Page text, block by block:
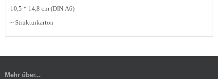
10,5 * 14,8 cm (DIN A6)
~ Strukturkarton
Mehr über...